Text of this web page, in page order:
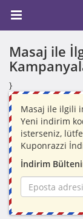
Masaj ile
}
Masaj ile ilgili
Yeni indirim
isterseniz,
Kuponrazzi
İndirim